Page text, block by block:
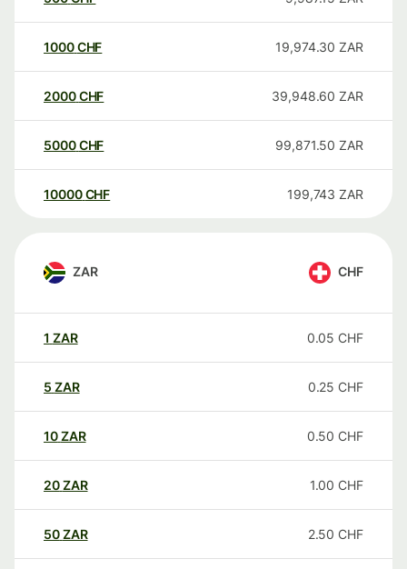
1000CHF 19,974.30 ZAR
2000CHF 39,948.60 ZAR
5000CHF 99,871.50 ZAR
10000 CHF 199,743 ZAR
ZAR CHF
1 ZAR 0.05 CHF
5 ZAR 0.25 CHF
10ZAR 0.50 CHF
20ZAR 1.00 CHF
50ZAR 2.50 CHF